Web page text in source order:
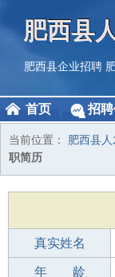
肥西县
肥西县企业招聘
首页 招
当前位置： 肥西县人
职简历
真实姓名
性 别
年 龄